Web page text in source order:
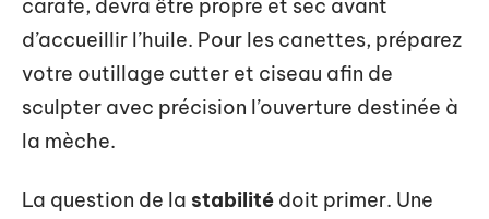
carafe, devra être propre et sec avant
d’accueillir l’huile. Pour les canettes, préparez
votre outillage cutter et ciseau afin de
sculpter avec précision l’ouverture destinée à
la mèche.
La question de la stabilité doit primer. Une